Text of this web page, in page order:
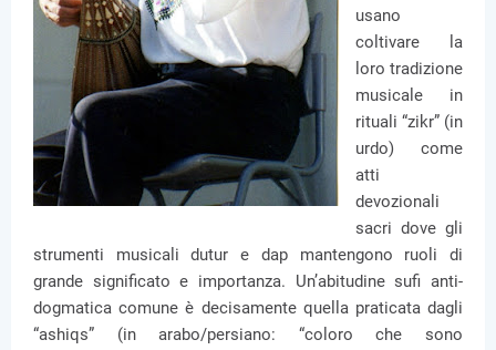
usano
coltivare la
loro tradizione
musicale in
rituali “zikr” (in
urdo) come
atti
devozionali
sacri dove gli
strumenti musicali dutur e dap mantengono ruoli di
grande significato e importanza. Un’abitudine sufi anti-
dogmatica comune è decisamente quella praticata dagli
“ashiqs” (in arabo/persiano: “coloro che sono